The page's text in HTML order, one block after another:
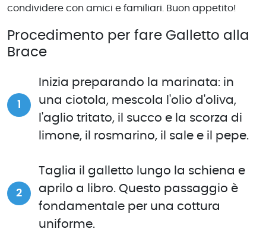
condividere con amici e familiari. Buon appetito!
Procedimento per fare Galletto alla
Brace
Inizia preparando la marinata: in
una ciotola, mescola l'olio d'oliva,
l'aglio tritato, il succo e la scorza di
limone, il rosmarino, il sale e il pepe.
Taglia il galletto lungo la schiena e
aprilo a libro. Questo passaggio è
fondamentale per una cottura
uniforme.